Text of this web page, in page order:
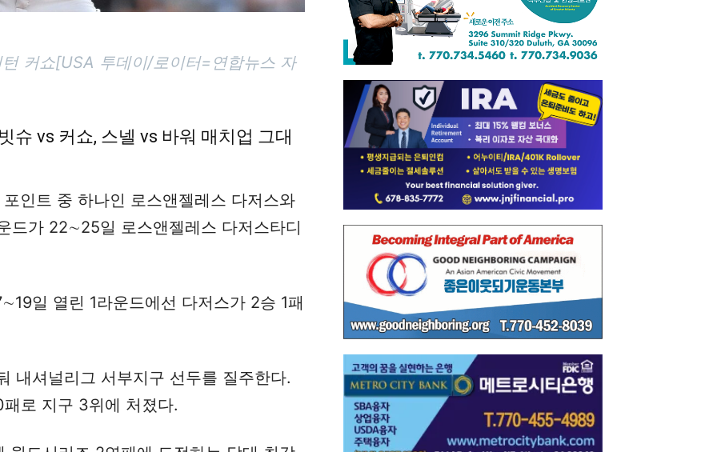
커쇼[USA 투데이/로이터=연합뉴스 자
슈 vs 커쇼, 스넬 vs 바워 매치업 그대
인트 중 하나인 로스앤젤레스 다저스와
드가 22∼25일 로스앤젤레스 다저스타디
일 열린 1라운드에선 다저스가 2승 1패
내셔널리그 서부지구 선두를 질주한다.
로 지구 3위에 처졌다.